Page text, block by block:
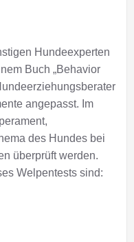
Hundeexperten
Buch „Behavior
angepasst. Im
des Hundes bei
überprüft werden.
Welpentests sind: